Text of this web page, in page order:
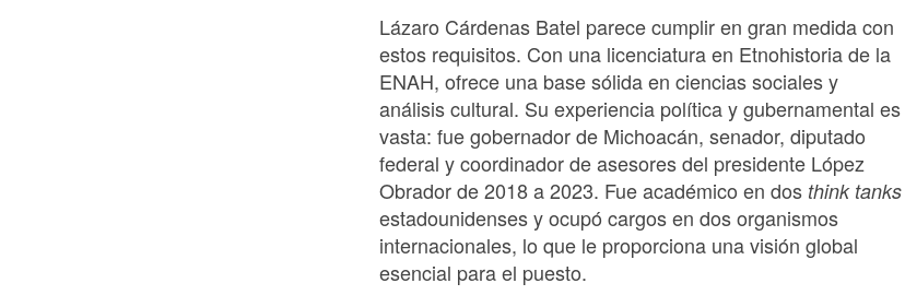
Lázaro Cárdenas Batel parece cumplir en gran medida con
estos requisitos. Con una licenciatura en Etnohistoria de la
ENAH, ofrece una base sólida en ciencias sociales y
análisis cultural. Su experiencia política y gubernamental es
vasta: fue gobernador de Michoacán, senador, diputado
federal y coordinador de asesores del presidente López
Obrador de 2018 a 2023. Fue académico en dos think tanks
estadounidenses y ocupó cargos en dos organismos
internacionales, lo que le proporciona una visión global
esencial para el puesto.